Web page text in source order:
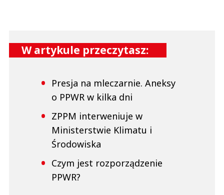
W artykule przeczytasz:
Presja na mleczarnie. Aneksy
o PPWR w kilka dni
ZPPM interweniuje w
Ministerstwie Klimatu i
Środowiska
Czym jest rozporządzenie
PPWR?